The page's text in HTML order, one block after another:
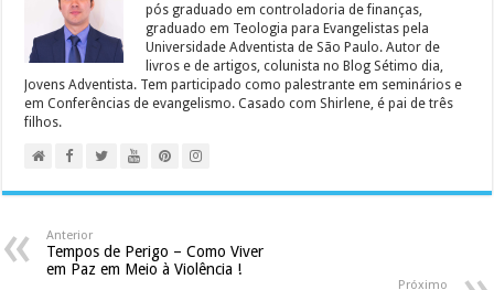
pós graduado em controladoria de finanças,
graduado em Teologia para Evangelistas pela
Universidade Adventista de São Paulo. Autor de
livros e de artigos, colunista no Blog Sétimo dia,
Jovens Adventista. Tem participado como palestrante em seminários e
em Conferências de evangelismo. Casado com Shirlene, é pai de três
filhos.
Anterior
Tempos de Perigo – Como Viver
em Paz em Meio à Violência !
Próximo